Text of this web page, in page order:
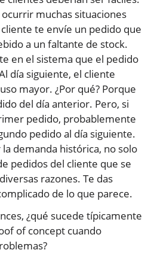
muchas situaciones
te envíe un pedido que
a un faltante de stock.
en el sistema que el pedido
día siguiente, el cliente
mayor. ¿Por qué? Porque
del día anterior. Pero, si
pedido, probablemente
pedido al día siguiente.
demanda histórica, no solo
pedidos del cliente que se
razones. Te das
de lo que parece.
¿qué sucede típicamente
of concept cuando